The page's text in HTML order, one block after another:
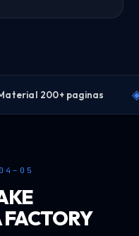
200+ paginas